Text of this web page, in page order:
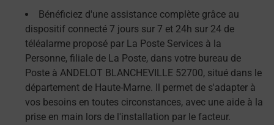
Bénéficiez d'une assistance complète grâce au
dispositif connecté 7 jours sur 7 et 24h sur 24 de
téléalarme proposé par La Poste Services à la
Personne, filiale de La Poste, dans votre bureau de
Poste à ANDELOT BLANCHEVILLE 52700, situé dans le
département de Haute-Marne. Il permet de s'adapter à
vos besoins en toutes circonstances, avec une aide à la
prise en main lors de l'installation par le facteur.